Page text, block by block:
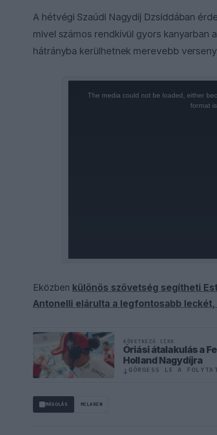
A hétvégi Szaúdi Nagydíj Dzsiddában
mivel számos rendkívül gyors kanyarban
hátrányba kerülhetnek merevebb
The media could not be loaded, either
format
Eközben különös szövetség segítheti
Antonelli elárulta a legfontosabb
KÖVETKEZŐ CIKK
Óriási átalakulás a
Holland Nagydíjra
↓ GÖRGESS LE A
MÁSOLÁS MCLAREN